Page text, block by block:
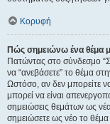
Κορυφή
Πώς σημειώνω ένα θέμα
Πατώντας στο σύνδεσμο
να “ανεβάσετε” το θέμα
Ωστόσο, αν δεν μπορείτε
μπορεί να είναι
σημειώσεις θεμάτων ως
σημειώσετε ως νέο το